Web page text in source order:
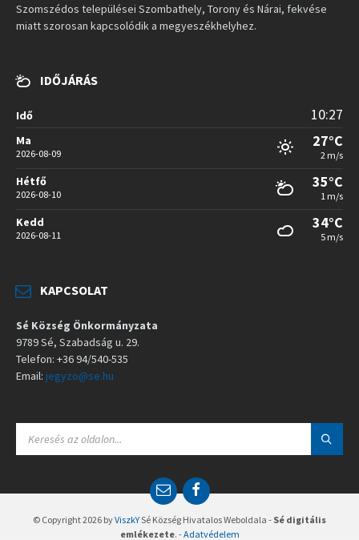
Szomszédos települései Szombathely, Torony és Nárai, fekvése
miatt szorosan kapcsolódik a megyeszékhelyhez.
IDŐJÁRÁS
Idő 10:27
Ma
2026-08-09
27°C
2 m/s
Hétfő
2026-08-10
35°C
1 m/s
Kedd
2026-08-11
34°C
5 m/s
KAPCSOLAT
Sé Község Önkormányzata
9789 Sé, Szabadság u. 29.
Telefon: +36 94/540-535
Email: jegyzo@se.hu
A
E
m
a
i
F
a
c
e
© Copyright 2026 byViszkYSé Község Hivatalos Weboldala - Sé digitális
emlékezete. -Adatvédelem